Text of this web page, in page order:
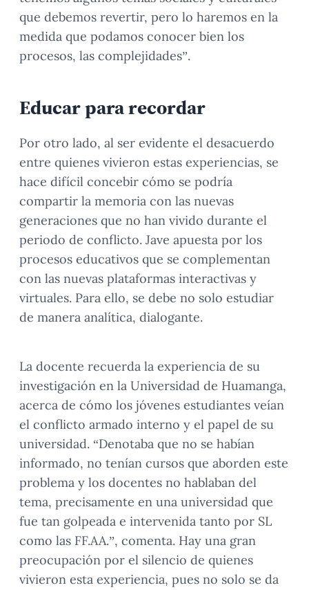
que debemos revertir, pero lo haremos en la
medida que podamos conocer bien los
procesos, las complejidades”.
Educar para recordar
Por otro lado, al ser evidente el desacuerdo
entre quienes vivieron estas experiencias, se
hace difícil concebir cómo se podría
compartir la memoria con las nuevas
generaciones que no han vivido durante el
periodo de conflicto. Jave apuesta por los
procesos educativos que se complementan
con las nuevas plataformas interactivas y
virtuales. Para ello, se debe no solo estudiar
de manera analítica, dialogante.
La docente recuerda la experiencia de su
investigación en la Universidad de Huamanga,
acerca de cómo los jóvenes estudiantes veían
el conflicto armado interno y el papel de su
universidad. “Denotaba que no se habían
informado, no tenían cursos que aborden este
problema y los docentes no hablaban del
tema, precisamente en una universidad que
fue tan golpeada e intervenida tanto por SL
como las FF.AA.”, comenta. Hay una gran
preocupación por el silencio de quienes
vivieron esta experiencia, pues no solo se da